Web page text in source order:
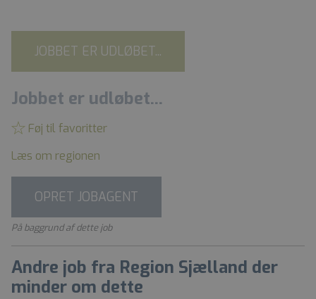
JOBBET ER UDLØBET...
Jobbet er udløbet...
Føj til favoritter
Læs om regionen
OPRET JOBAGENT
På baggrund af dette job
Andre job fra Region Sjælland der
minder om dette